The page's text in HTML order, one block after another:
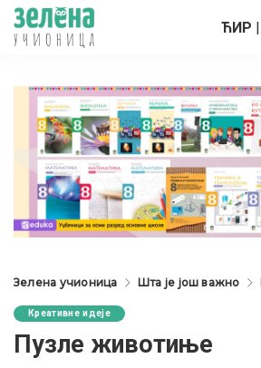
ЋИР |
Зелена учионица Шта је још важно
Креативне идеје
Пузле животиње